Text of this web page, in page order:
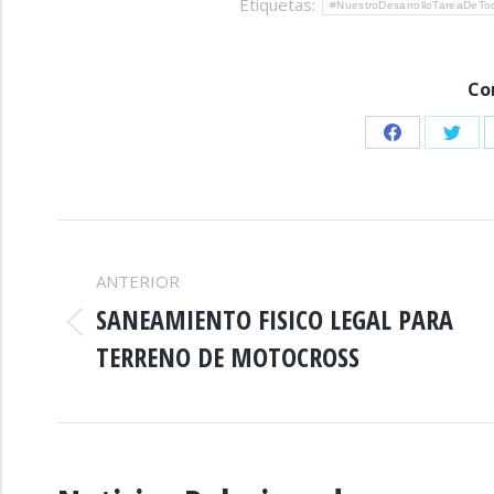
Etiquetas:
Share
Facebook
ENTRE
PUBLICACIONES
ANTERIOR
Publicación
anterior:
SANEAMIENTO FISICO LEGAL PARA
TERRENO DE MOTOCROSS